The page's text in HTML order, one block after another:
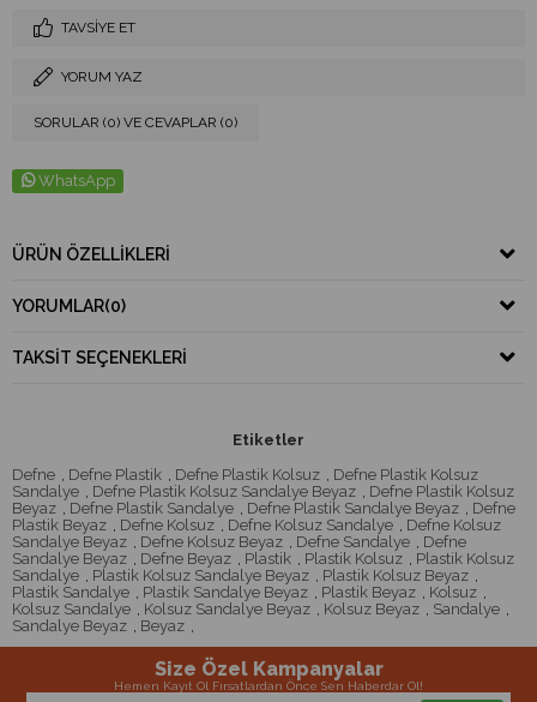
TAVSIYE ET
YORUM YAZ
SORULAR (0) VE CEVAPLAR (0)
WhatsApp
ÜRÜN ÖZELLIKLERI
YORUMLAR(0)
TAKSIT SEÇENEKLERI
Etiketler
Defne
Defne Plastik Defne Plastik Kolsuz
Defne Plastik Kolsuz
Sandalye
Defne Plastik Kolsuz Sandalye Beyaz
Defne Plastik Kolsuz
Beyaz
Defne Plastik Sandalye Defne Plastik Sandalye Beyaz
Defne
Plastik Beyaz
Defne Kolsuz Defne Kolsuz Sandalye
Defne Kolsuz
Sandalye Beyaz
Defne Kolsuz Beyaz Defne Sandalye
Defne
Sandalye Beyaz
Defne Beyaz Plastik Plastik Kolsuz
Plastik Kolsuz
Sandalye
Plastik Kolsuz Sandalye Beyaz Plastik Kolsuz Beyaz
Plastik Sandalye
Plastik Sandalye Beyaz Plastik Beyaz Kolsuz
Kolsuz Sandalye
Kolsuz Sandalye Beyaz Kolsuz Beyaz Sandalye
Sandalye Beyaz
Beyaz
Size Özel Kampanyalar
Hemen Kayıt Ol Fırsatlardan Önce Sen Haberdar Ol!